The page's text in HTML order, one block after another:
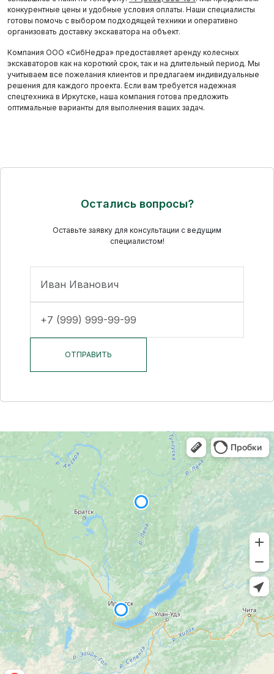
конкурентные цены и удобные условия оплаты. Наши специалисты
готовы помочь с выбором подходящей техники и оперативно
организовать доставку экскаватора на объект.
Компания ООО «СибНедра» предоставляет аренду колесных
экскаваторов как на короткий срок, так и на длительный период. Мы
учитываем все пожелания клиентов и предлагаем индивидуальные
решения для каждого проекта. Если вам требуется надежная
спецтехника в Иркутске, наша компания готова предложить
оптимальные варианты для выполнения ваших задач.
Остались вопросы?
Оставьте заявку для консультации с ведущим
специалистом!
ОТПРАВИТЬ